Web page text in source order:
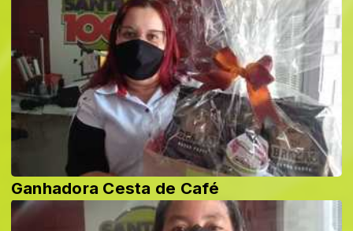
Ganhadora Cesta de Café